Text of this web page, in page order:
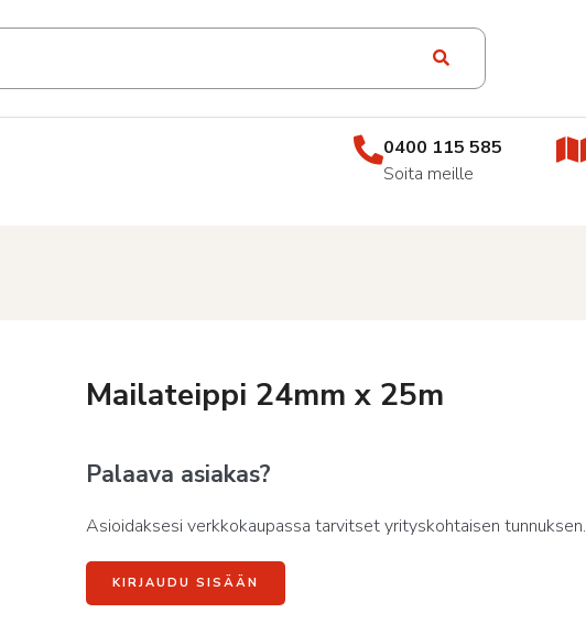
0400 115 585
Soita meille
Mailateippi 24mm x 25m
Palaava asiakas?
Asioidaksesi verkkokaupassa tarvitset yrityskohtaisen tunnuksen.
KIRJAUDU SISÄÄN